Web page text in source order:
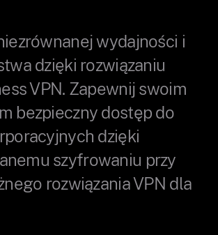
wydajności i
dzięki rozwiązaniu
VPN. Zapewnij swoim
bezpieczny dostęp do
dzięki
szyfrowaniu przy
rozwiązania VPN dla